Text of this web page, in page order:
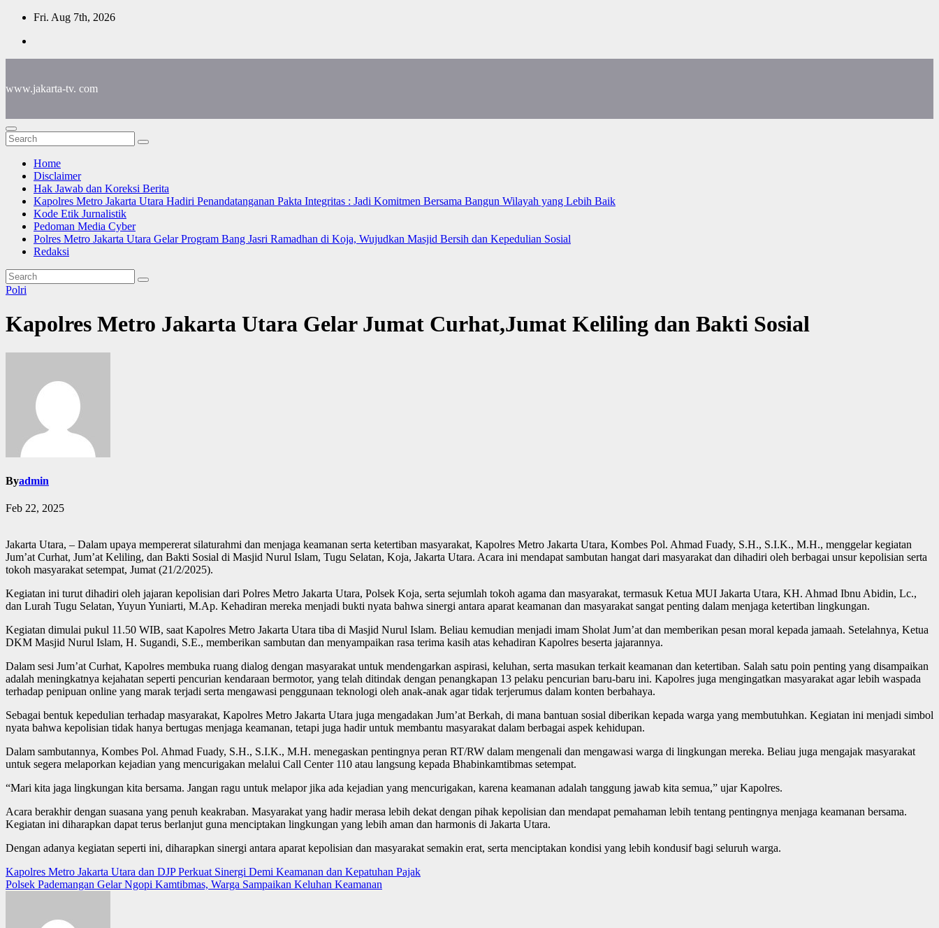
Skip
content
Fri. Aug 7th, 2026
www.jakarta-tv. com
Home
Disclaimer
Hak Jawab dan Koreksi Berita
Kapolres Metro Jakarta Utara Hadiri Penandatanganan Pakta Integritas : Jadi Komitmen Bersama Bangun Wilayah yang Lebih Baik
Kode Etik Jurnalistik
Pedoman Media Cyber
Polres Metro Jakarta Utara Gelar Program Bang Jasri Ramadhan di Koja, Wujudkan Masjid Bersih dan Kepedulian Sosial
Redaksi
Polri
Kapolres Metro Jakarta Utara Gelar Jumat Curhat,Jumat Keliling dan Bakti Sosial
Byadmin
Feb 22, 2025
Jakarta Utara, – Dalam upaya mempererat silaturahmi dan menjaga keamanan serta ketertiban masyarakat, Kapolres Metro Jakarta Utara, Kombes Pol. Ahmad Fuady, S.H., S.I.K., M.H., menggelar kegiatan
Jum’at Curhat, Jum’at Keliling, dan Bakti Sosial di Masjid Nurul Islam, Tugu Selatan, Koja, Jakarta Utara. Acara ini mendapat sambutan hangat dari masyarakat dan dihadiri oleh berbagai unsur kepolisian serta
tokoh masyarakat setempat, Jumat (21/2/2025).
Kegiatan ini turut dihadiri oleh jajaran kepolisian dari Polres Metro Jakarta Utara, Polsek Koja, serta sejumlah tokoh agama dan masyarakat, termasuk Ketua MUI Jakarta Utara, KH. Ahmad Ibnu Abidin, Lc.,
dan Lurah Tugu Selatan, Yuyun Yuniarti, M.Ap. Kehadiran mereka menjadi bukti nyata bahwa sinergi antara aparat keamanan dan masyarakat sangat penting dalam menjaga ketertiban lingkungan.
Kegiatan dimulai pukul 11.50 WIB, saat Kapolres Metro Jakarta Utara tiba di Masjid Nurul Islam. Beliau kemudian menjadi imam Sholat Jum’at dan memberikan pesan moral kepada jamaah. Setelahnya, Ketua
DKM Masjid Nurul Islam, H. Sugandi, S.E., memberikan sambutan dan menyampaikan rasa terima kasih atas kehadiran Kapolres beserta jajarannya.
Dalam sesi Jum’at Curhat, Kapolres membuka ruang dialog dengan masyarakat untuk mendengarkan aspirasi, keluhan, serta masukan terkait keamanan dan ketertiban. Salah satu poin penting yang disampaikan
adalah meningkatnya kejahatan seperti pencurian kendaraan bermotor, yang telah ditindak dengan penangkapan 13 pelaku pencurian baru-baru ini. Kapolres juga mengingatkan masyarakat agar lebih waspada
terhadap penipuan online yang marak terjadi serta mengawasi penggunaan teknologi oleh anak-anak agar tidak terjerumus dalam konten berbahaya.
Sebagai bentuk kepedulian terhadap masyarakat, Kapolres Metro Jakarta Utara juga mengadakan Jum’at Berkah, di mana bantuan sosial diberikan kepada warga yang membutuhkan. Kegiatan ini menjadi simbol
nyata bahwa kepolisian tidak hanya bertugas menjaga keamanan, tetapi juga hadir untuk membantu masyarakat dalam berbagai aspek kehidupan.
Dalam sambutannya, Kombes Pol. Ahmad Fuady, S.H., S.I.K., M.H. menegaskan pentingnya peran RT/RW dalam mengenali dan mengawasi warga di lingkungan mereka. Beliau juga mengajak masyarakat
untuk segera melaporkan kejadian yang mencurigakan melalui Call Center 110 atau langsung kepada Bhabinkamtibmas setempat.
“Mari kita jaga lingkungan kita bersama. Jangan ragu untuk melapor jika ada kejadian yang mencurigakan, karena keamanan adalah tanggung jawab kita semua,” ujar Kapolres.
Acara berakhir dengan suasana yang penuh keakraban. Masyarakat yang hadir merasa lebih dekat dengan pihak kepolisian dan mendapat pemahaman lebih tentang pentingnya menjaga keamanan bersama.
Kegiatan ini diharapkan dapat terus berlanjut guna menciptakan lingkungan yang lebih aman dan harmonis di Jakarta Utara.
Dengan adanya kegiatan seperti ini, diharapkan sinergi antara aparat kepolisian dan masyarakat semakin erat, serta menciptakan kondisi yang lebih kondusif bagi seluruh warga.
Post
navigation
Kapolres Metro Jakarta Utara dan DJP Perkuat Sinergi Demi Keamanan dan Kepatuhan Pajak
Polsek Pademangan Gelar Ngopi Kamtibmas, Warga Sampaikan Keluhan Keamanan